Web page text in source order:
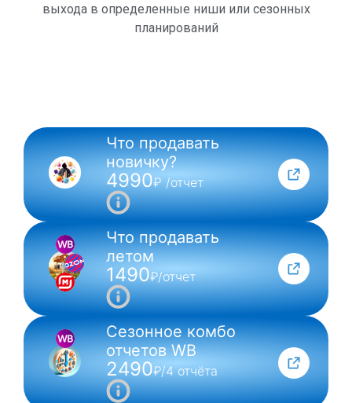
выхода в определенные ниши или сезонных
планирований
NEW
Что продавать
новичку?
4990₽ /отчет
Что продавать
летом
1490₽/отчет
Сезонное комбо
отчетов WB
2490₽/4 отчёта